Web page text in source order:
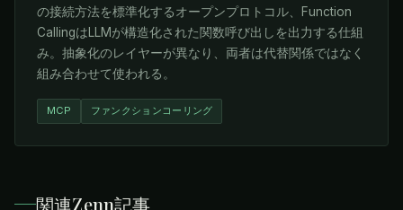
の接続方法を標準化するオープンプロトコル、Function
CallingはLLMが構造化された関数呼び出しを出力する仕組
み。抽象化のレイヤーが異なり、両者は代替関係ではなく
組み合わせて使われる。
MCP ファンクションコーリング
関連Zenn記事